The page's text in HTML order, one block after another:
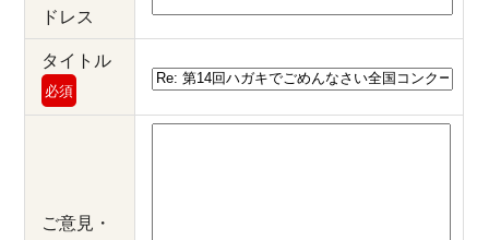
ドレス
タイトル
必須
ご意見・